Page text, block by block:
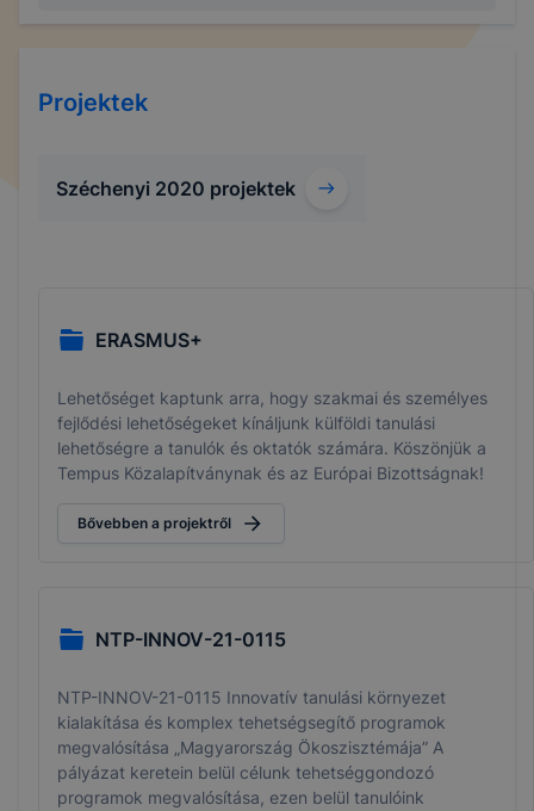
Projektek
Széchenyi 2020 projektek
ERASMUS+
Lehetőséget kaptunk arra, hogy szakmai és személyes
fejlődési lehetőségeket kínáljunk külföldi tanulási
lehetőségre a tanulók és oktatók számára. Köszönjük a
Tempus Közalapítványnak és az Európai Bizottságnak!
Bővebben a projektről
NTP-INNOV-21-0115
NTP-INNOV-21-0115 Innovatív tanulási környezet
kialakítása és komplex tehetségsegítő programok
megvalósítása „Magyarország Ökoszisztémája” A
pályázat keretein belül célunk tehetséggondozó
programok megvalósítása, ezen belül tanulóink